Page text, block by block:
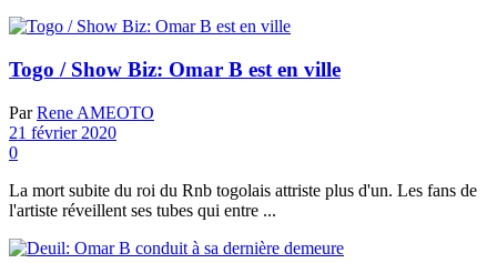
Togo / Show Biz: Omar B est en ville
Par Rene AMEOTO
21 février 2020
0
La mort subite du roi du Rnb togolais attriste plus d'un. Les fans de
l'artiste réveillent ses tubes qui entre ...